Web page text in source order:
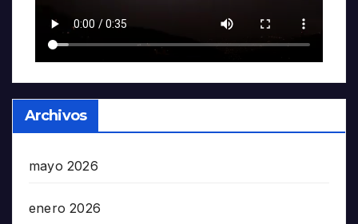
Archivos
mayo 2026
enero 2026